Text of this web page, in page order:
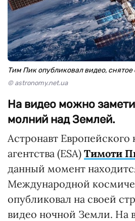
Тим Пик опубликовал видео,
© astronomy.net.ua
На видео можно
молний над Землей.
Астронавт Европейского
агентства (ESA) Тимоти
данный момент
Международной
опубликовал на своей
видео ночной Земли. На